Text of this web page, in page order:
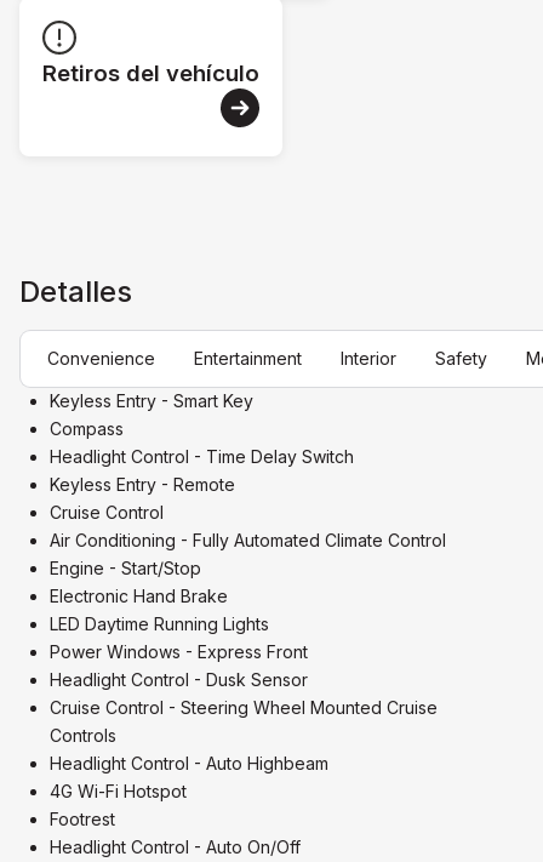
Retiros del vehículo
Detalles
Convenience Entertainment Interior Safety
Keyless Entry - Smart Key
Compass
Headlight Control - Time Delay Switch
Keyless Entry - Remote
Cruise Control
Air Conditioning - Fully Automated Climate Control
Engine - Start/Stop
Electronic Hand Brake
LED Daytime Running Lights
Power Windows - Express Front
Headlight Control - Dusk Sensor
Cruise Control - Steering Wheel Mounted Cruise
Controls
Headlight Control - Auto Highbeam
4G Wi-Fi Hotspot
Footrest
Headlight Control - Auto On/Off